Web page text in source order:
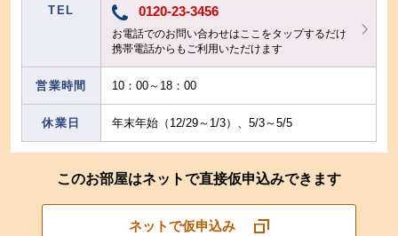
TEL 0120-23-3456
お電話でのお問い合わせはここをタップするだけ
携帯電話からもご利用いただけます
営業時間 10：00～18：00
休業日 年末年始（12/29～1/3）、5/3～5/5
このお部屋はネットで直接仮申込みできます
ネットで仮申込み